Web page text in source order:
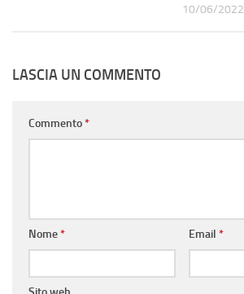
10/06/2022
LASCIA UN COMMENTO
Commento*
Nome* Email *